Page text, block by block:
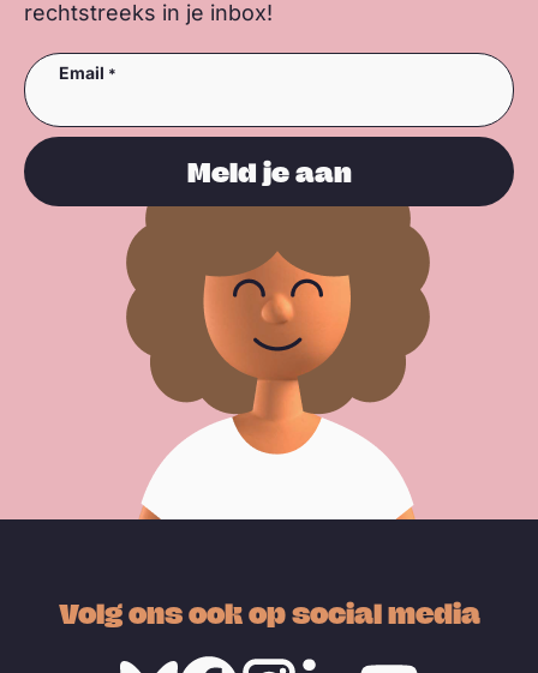
rechtstreeks in je inbox!
Email
Meld je aan
Volg ons ook op social media